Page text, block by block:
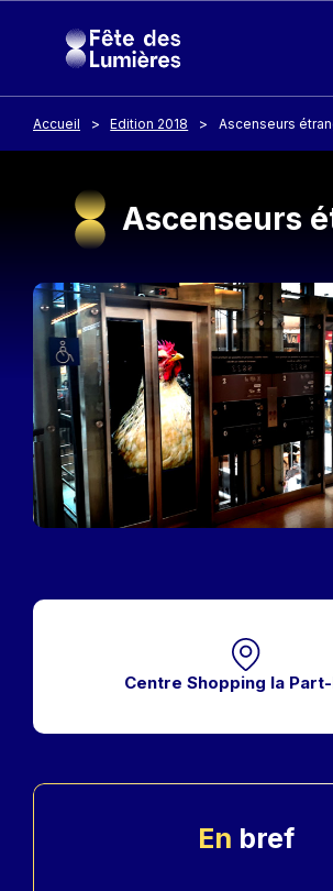
Accueil Edition 2018 Ascenseurs
Ascenseurs
Image
Centre Shopping la
En bref